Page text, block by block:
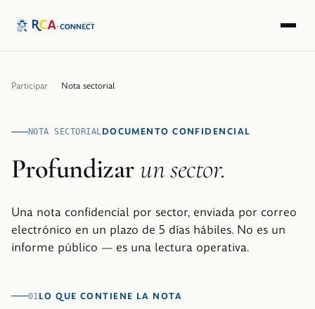
Participar Nota sectorial
NOTA SECTORIALDOCUMENTO CONFIDENCIAL
Profundizarun sector.
Una nota confidencial por sector, enviada por correo
electrónico en un plazo de 5 días hábiles. No es un
informe público — es una lectura operativa.
01 LO QUE CONTIENE LA NOTA